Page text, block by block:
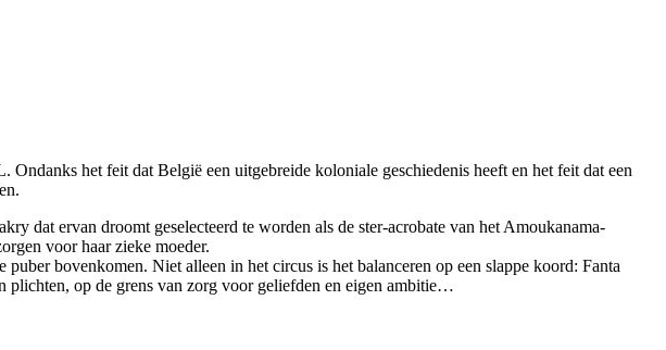
het feit dat België een uitgebreide koloniale geschiedenis heeft en het feit dat een
dat ervan droomt geselecteerd te worden als de ster-acrobate van het Amoukanama-
voor haar zieke moeder.
bovenkomen. Niet alleen in het circus is het balanceren op een slappe koord: Fanta
plichten, op de grens van zorg voor geliefden en eigen ambitie…